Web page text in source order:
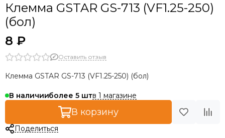
Клемма GSTAR GS-713 (VF1.25-250)
(бол)
8 ₽
Оставить отзыв
Клемма GSTAR GS-713 (VF1.25-250) (бол)
В наличииболее 5 в 1 магазине
В корзину
Поделиться